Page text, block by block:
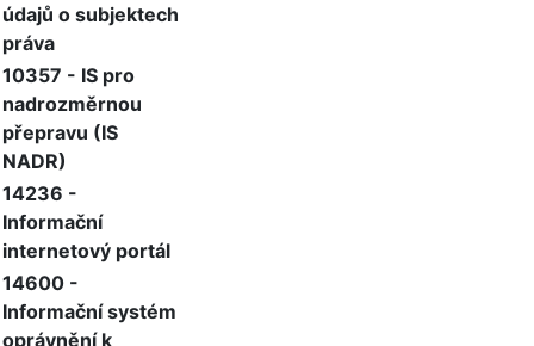
údajů o subjektech
práva
10357 - IS pro
nadrozměrnou
přepravu (IS
NADR)
14236 -
Informační
internetový portál
14600 -
Informační systém
oprávnění k